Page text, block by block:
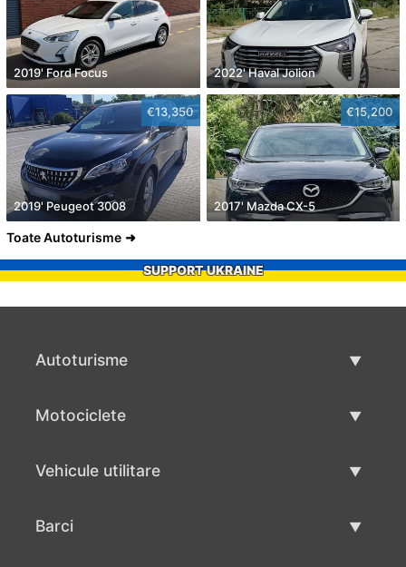
2019' Ford Focus 2022' Haval Jolion
€13,350
2019' Peugeot 3008
€15,200
2017' Mazda CX-5
Toate Autoturisme
SUPPORT UKRAINE
Autoturisme
Motociclete
Vehicule utilitare
Barci